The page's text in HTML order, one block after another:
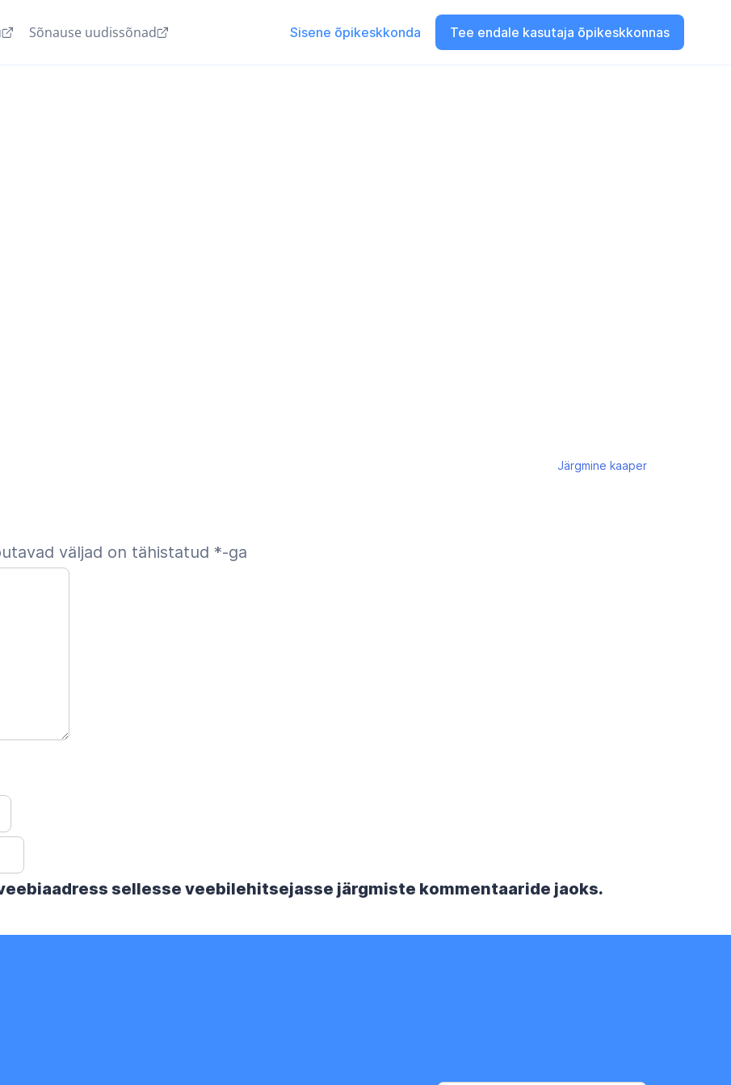
Sõnause uudissõnad Sisene õpikeskkonda Tee endale kasutaja õpikeskkonnas
Järgmine kaaper
väljad on tähistatud *-ga
sellesse veebilehitsejasse järgmiste kommentaaride jaoks.